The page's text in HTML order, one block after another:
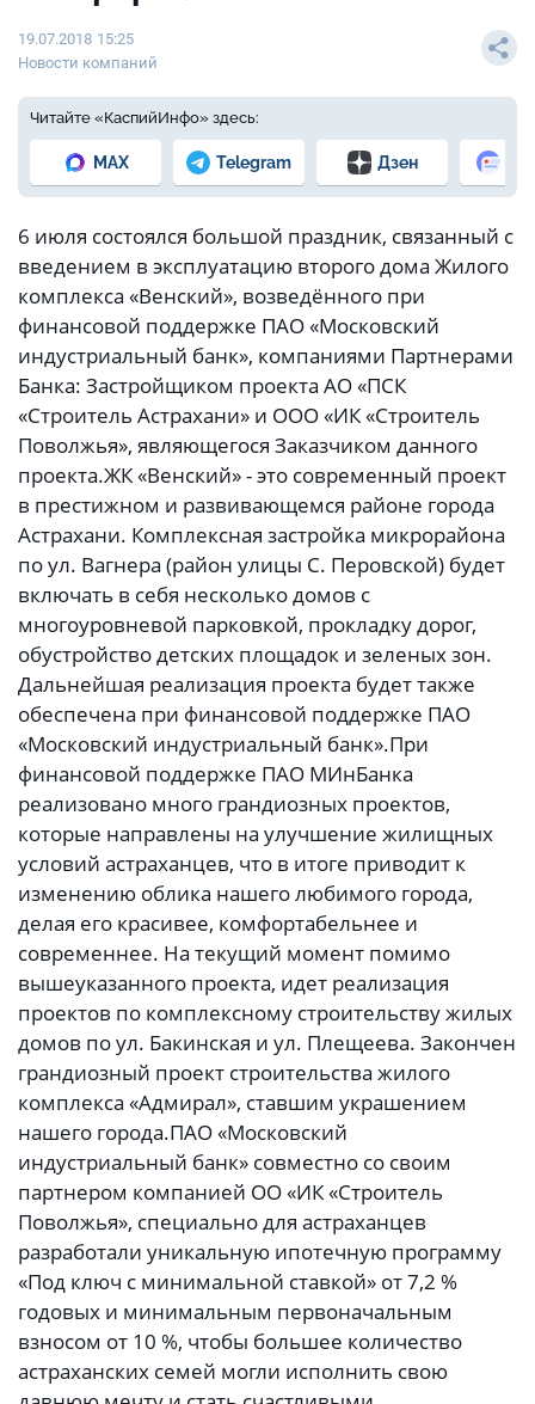
19.07.2018 15:25
Новости компаний
Читайте «КаспийИнфо» здесь:
MAX Telegram Дзен
6 июля состоялся большой праздник, связанный с
введением в эксплуатацию второго дома Жилого
комплекса «Венский», возведённого при
финансовой поддержке ПАО «Московский
индустриальный банк», компаниями Партнерами
Банка: Застройщиком проекта АО «ПСК
«Строитель Астрахани» и ООО «ИК «Строитель
Поволжья», являющегося Заказчиком данного
проекта.ЖК «Венский» - это современный проект
в престижном и развивающемся районе города
Астрахани. Комплексная застройка микрорайона
по ул. Вагнера (район улицы С. Перовской) будет
включать в себя несколько домов с
многоуровневой парковкой, прокладку дорог,
обустройство детских площадок и зеленых зон.
Дальнейшая реализация проекта будет также
обеспечена при финансовой поддержке ПАО
«Московский индустриальный банк».При
финансовой поддержке ПАО МИнБанка
реализовано много грандиозных проектов,
которые направлены на улучшение жилищных
условий астраханцев, что в итоге приводит к
изменению облика нашего любимого города,
делая его красивее, комфортабельнее и
современнее. На текущий момент помимо
вышеуказанного проекта, идет реализация
проектов по комплексному строительству жилых
домов по ул. Бакинская и ул. Плещеева. Закончен
грандиозный проект строительства жилого
комплекса «Адмирал», ставшим украшением
нашего города.ПАО «Московский
индустриальный банк» совместно со своим
партнером компанией ОО «ИК «Строитель
Поволжья», специально для астраханцев
разработали уникальную ипотечную программу
«Под ключ с минимальной ставкой» от 7,2 %
годовых и минимальным первоначальным
взносом от 10 %, чтобы большее количество
астраханских семей могли исполнить свою